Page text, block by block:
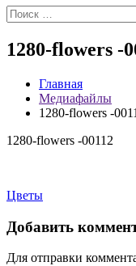
Искать:
1280-flowers -
Главная
Медиафайлы
1280-flowers -
1280-flowers -00112
Навигация
по
записям
Цветы
Добавить
Для отправки